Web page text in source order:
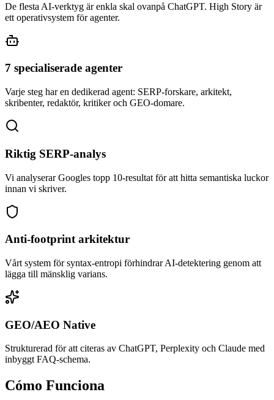
De flesta AI-verktyg är enkla skal ovanpå ChatGPT. High Story är
ett operativsystem för agenter.
7 specialiserade agenter
Varje steg har en dedikerad agent: SERP-forskare, arkitekt,
skribenter, redaktör, kritiker och GEO-domare.
Riktig SERP-analys
Vi analyserar Googles topp 10-resultat för att hitta semantiska luckor
innan vi skriver.
Anti-footprint arkitektur
Vårt system för syntax-entropi förhindrar AI-detektering genom att
lägga till mänsklig varians.
GEO/AEO Native
Strukturerad för att citeras av ChatGPT, Perplexity och Claude med
inbyggt FAQ-schema.
Cómo Funciona